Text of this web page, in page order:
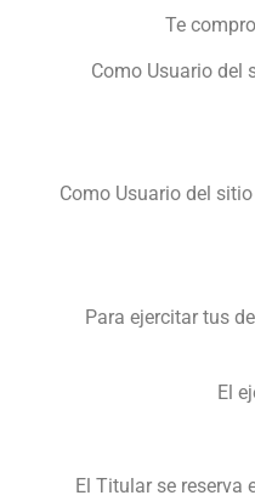
Te
Como Usuario del
Como Usuario del
Para ejercitar tus
El
El Titular se